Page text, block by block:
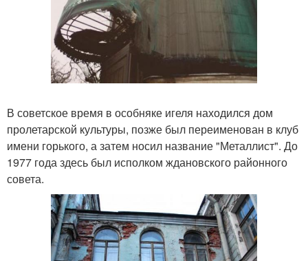
В советское время в особняке игеля находился дом
пролетарской культуры, позже был переименован в клуб
имени горького, а затем носил название "Металлист". До
1977 года здесь был исполком ждановского районного
совета.